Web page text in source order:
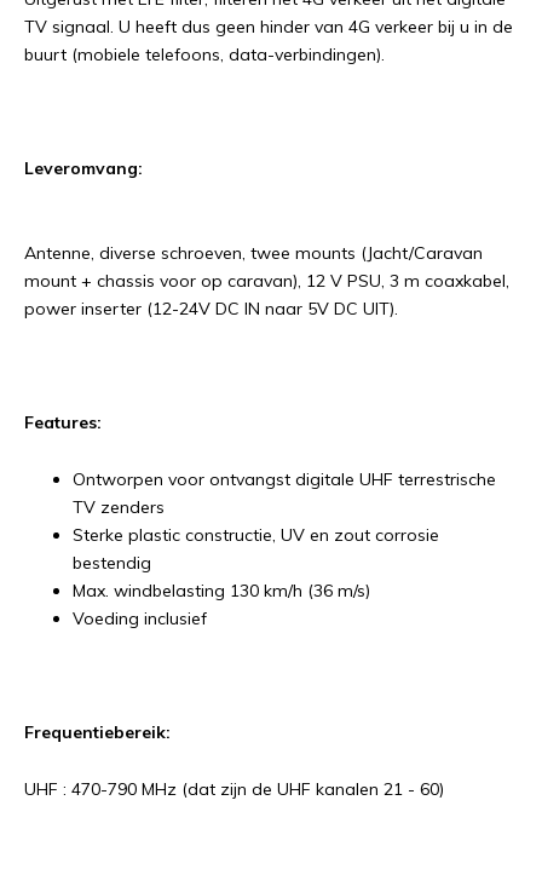
TV signaal. U heeft dus geen hinder van 4G verkeer bij u in de
buurt (mobiele telefoons, data-verbindingen).
Leveromvang:
Antenne, diverse schroeven, twee mounts (Jacht/Caravan
mount + chassis voor op caravan), 12 V PSU, 3 m coaxkabel,
power inserter (12-24V DC IN naar 5V DC UIT).
Features:
Ontworpen voor ontvangst digitale UHF terrestrische
TV zenders
Sterke plastic constructie, UV en zout corrosie
bestendig
Max. windbelasting 130 km/h (36 m/s)
Voeding inclusief
Frequentiebereik:
UHF : 470-790 MHz (dat zijn de UHF kanalen 21 - 60)